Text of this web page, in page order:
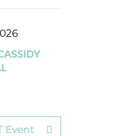
Event